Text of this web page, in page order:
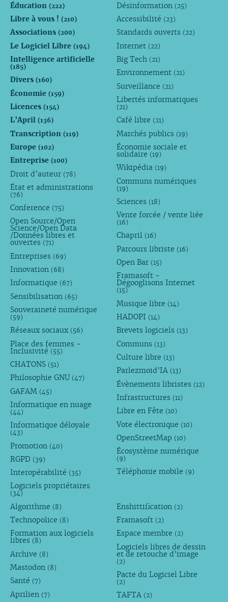
Éducation (222)
Libre à vous ! (210)
Associations (200)
Le Logiciel Libre (194)
Intelligence artificielle
(185)
Divers (160)
Économie (159)
Licences (154)
L’April (136)
Transcription (119)
Europe (102)
Entreprise (100)
Droit d’auteur (78)
État et administrations
(76)
Conference (75)
Open Source/Open
Science/Open Data
/Données libres et
ouvertes (71)
Entreprises (69)
Innovation (68)
Informatique (67)
Sensibilisation (65)
Souveraineté numérique
(59)
Réseaux sociaux (56)
Place des femmes -
Inclusivité (55)
CHATONS (51)
Philosophie GNU (47)
GAFAM (45)
Informatique en nuage
(44)
Informatique déloyale
(43)
Promotion (40)
RGPD (39)
Interopérabilité (35)
Logiciels propriétaires
(34)
Désinformation (25)
Accessibilité (23)
Standards ouverts (22)
Internet (22)
Big Tech (21)
Environnement (21)
Surveillance (21)
Libertés informatiques
(21)
Café libre (21)
Marchés publics (19)
Économie sociale et
solidaire (19)
Wikipédia (19)
Communs numériques
(19)
Sciences (18)
Vente forcée / vente liée
(16)
Chapril (16)
Parcours libriste (16)
Open Bar (15)
Framasoft -
Dégooglisons Internet
(15)
Musique libre (14)
HADOPI (14)
Brevets logiciels (13)
Communs (13)
Culture libre (13)
Parlezmoid’IA (13)
Évènements libristes (12)
Infrastructures (11)
Libre en Fête (10)
Vote électronique (10)
OpenStreetMap (10)
Écosystème numérique
(9)
Téléphonie mobile (9)
Algorithme (8)
Technopolice (8)
Formation aux logiciels
libres (8)
Archive (8)
Mastodon (8)
Santé (7)
Aprilien (7)
Enshittification (2)
Framasoft (2)
Espace membre (2)
Logiciels libres de dessin
et de retouche d’image
(2)
Pacte du Logiciel Libre
(2)
TAFTA (2)